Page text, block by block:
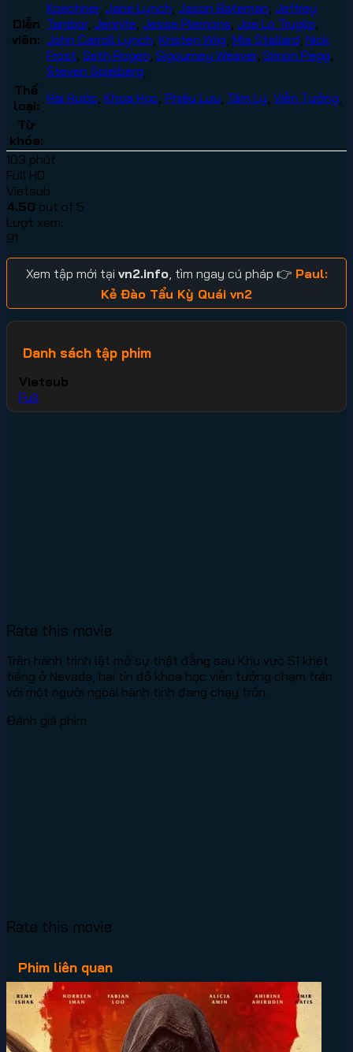
Diễn
viên:
Koechner, Jane Lynch Jason Bateman Jeffrey
Tambor, Jennife Jesse Plemons Joe Lo Truglio
John Carroll Lynch Kristen Wiig Mia Stallard Nick
Frost Seth Rogen Sigourney Weaver, Simon Pegg
Steven Spielberg
Thể
loại: Hài Hước Khoa Học Phiêu Lưu Tâm Lý Viễn Tưởng
Từ
khóa:
103 phút
Full HD
Vietsub
4.50 out of 5
Lượt xem:
91
Xem tập mới tại vn2.info, tìm ngay cú pháp 👉 Paul:
Kẻ Đào Tẩu Kỳ Quái vn2
Danh sách tập phim
Vietsub
Full
Rate this movie
Trên hành trình lật mở sự thật đằng sau Khu vực 51 khét
tiếng ở Nevada, hai tín đồ khoa học viễn tưởng chạm trán
với một người ngoài hành tinh đang chạy trốn.
Đánh giá phim
Rate this movie
Phim liên quan